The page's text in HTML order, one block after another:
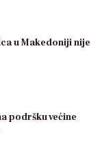
u Makedoniji nije
podršku većine